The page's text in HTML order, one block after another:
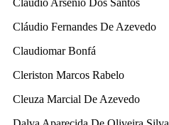
Claudio Arsenio Dos Santos
Cláudio Fernandes De Azevedo
Claudiomar Bonfá
Cleriston Marcos Rabelo
Cleuza Marcial De Azevedo